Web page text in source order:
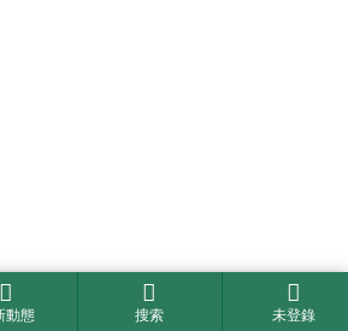
動態 搜索 未登錄